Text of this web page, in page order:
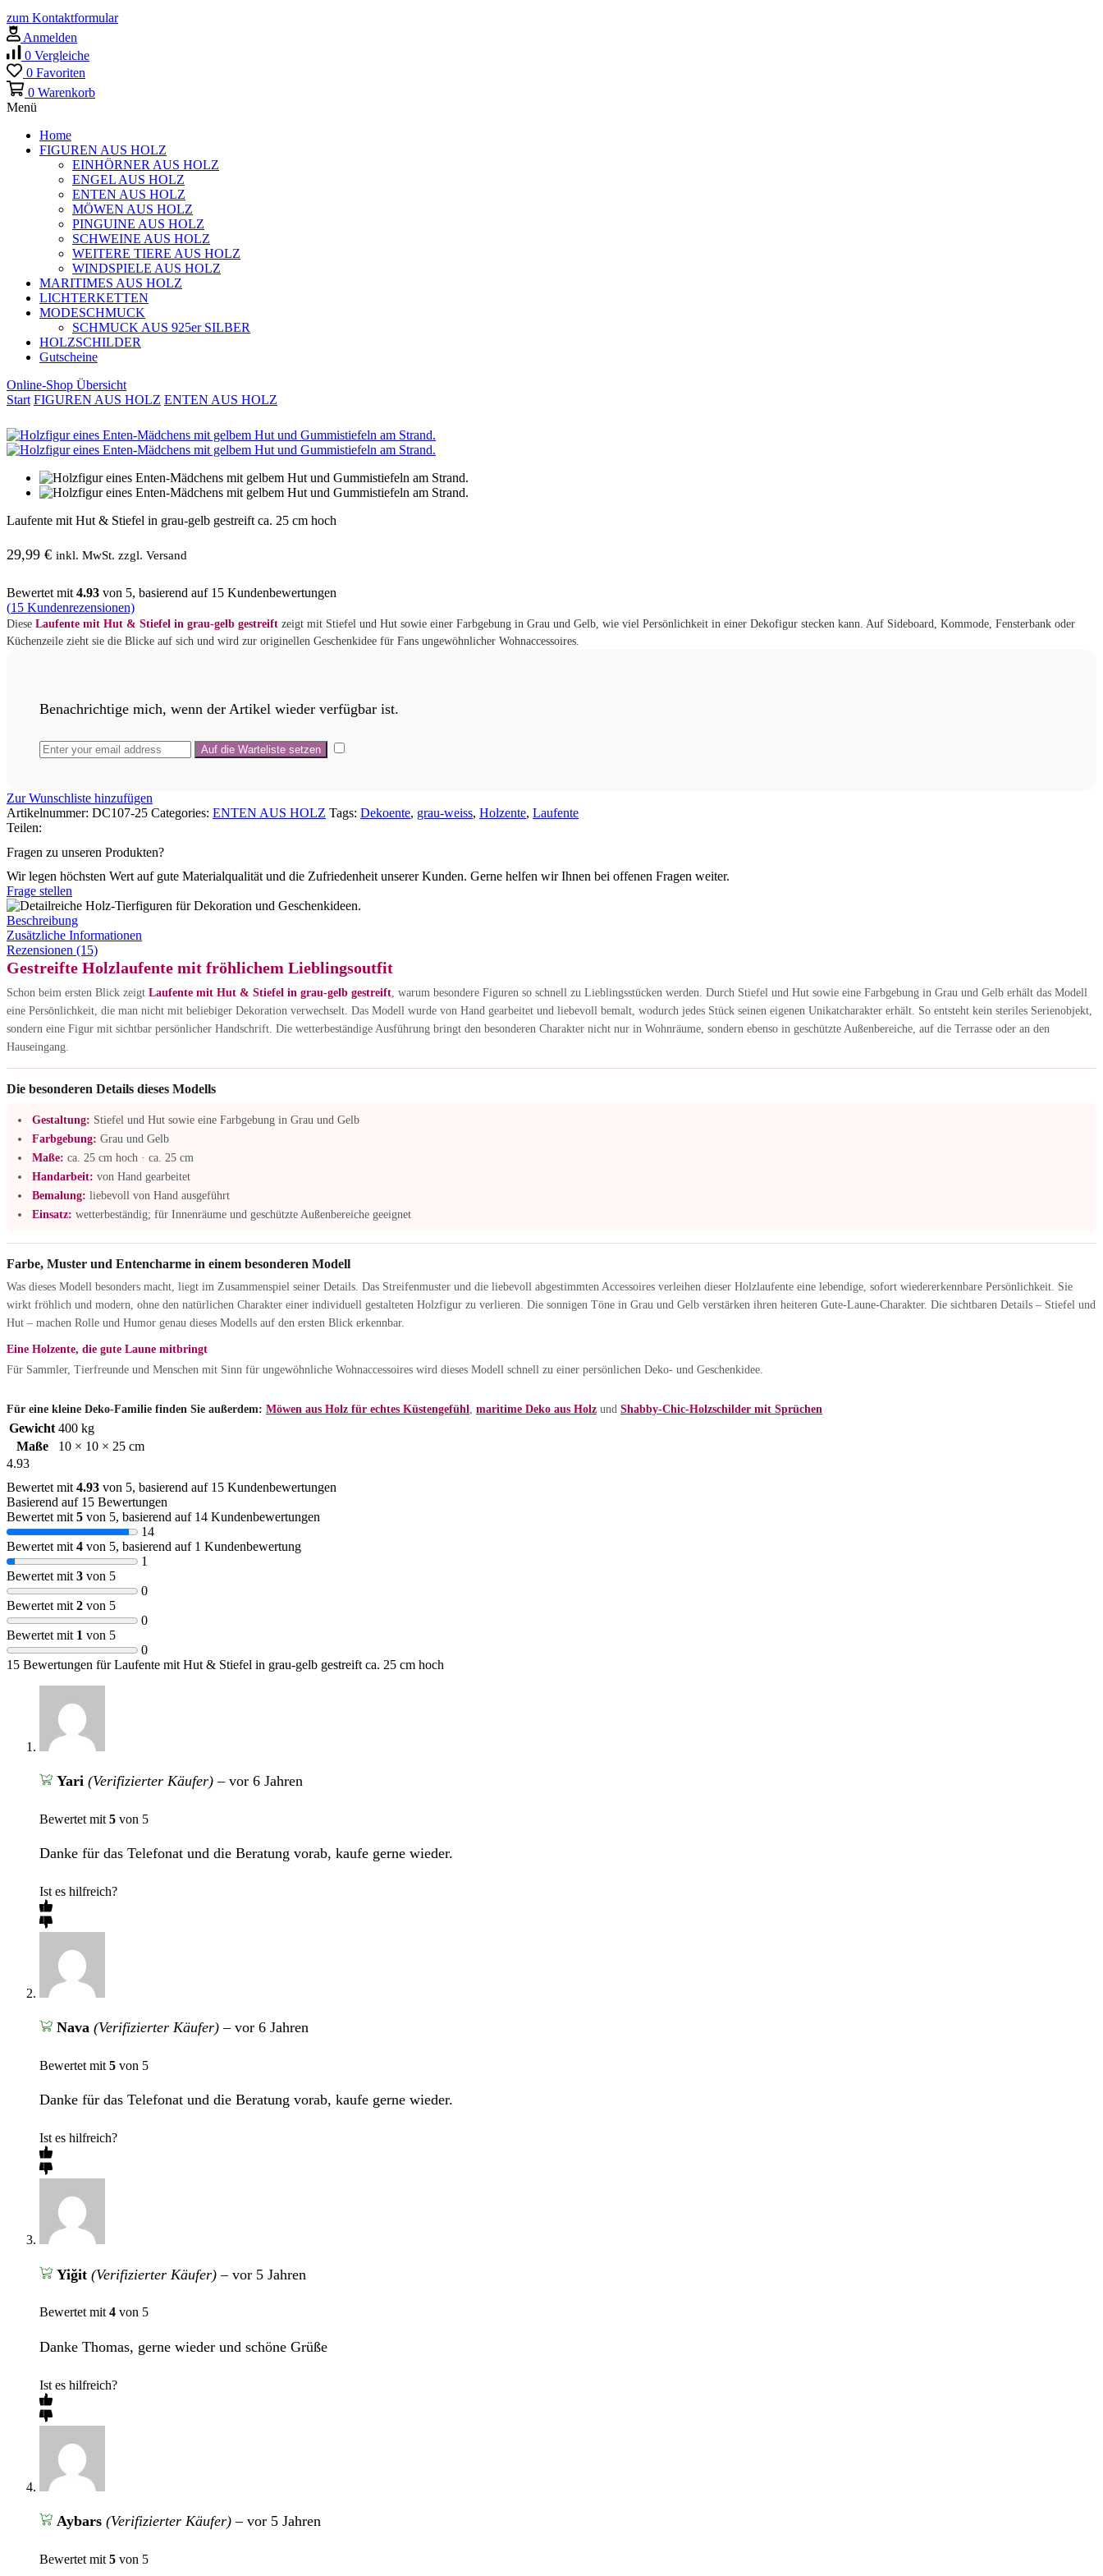
zum Kontaktformular
Anmelden
0 Vergleiche
0 Favoriten
0 Warenkorb
Menü
Home
FIGUREN AUS HOLZ
EINHÖRNER AUS HOLZ
ENGEL AUS HOLZ
ENTEN AUS HOLZ
MÖWEN AUS HOLZ
PINGUINE AUS HOLZ
SCHWEINE AUS HOLZ
WEITERE TIERE AUS HOLZ
WINDSPIELE AUS HOLZ
MARITIMES AUS HOLZ
LICHTERKETTEN
MODESCHMUCK
SCHMUCK AUS 925er SILBER
HOLZSCHILDER
Gutscheine
Online-Shop Übersicht
Start FIGUREN AUS HOLZ ENTEN AUS HOLZ
Laufente mit Hut & Stiefel in grau-gelb gestreift ca. 25 cm hoch
29,99 € inkl. MwSt. zzgl. Versand
Bewertet mit 4.93 von 5, basierend auf 15 Kundenbewertungen
(15 Kundenrezensionen)
Diese Laufente mit Hut & Stiefel in grau-gelb gestreift zeigt mit Stiefel und Hut sowie einer Farbgebung in Grau und Gelb, wie viel Persönlichkeit in einer Dekofigur stecken kann. Auf Sideboard, Kommode, Fensterbank oder
Küchenzeile zieht sie die Blicke auf sich und wird zur originellen Geschenkidee für Fans ungewöhnlicher Wohnaccessoires.
Benachrichtige mich, wenn der Artikel wieder verfügbar ist.
Zur Wunschliste hinzufügen
Artikelnummer: DC107-25 Categories: ENTEN AUS HOLZ Tags: Dekoente, grau-weiss, Holzente, Laufente
Teilen:
Fragen zu unseren Produkten?
Wir legen höchsten Wert auf gute Materialqualität und die Zufriedenheit unserer Kunden. Gerne helfen wir Ihnen bei offenen Fragen weiter.
Frage stellen
Beschreibung
Zusätzliche Informationen
Rezensionen (15)
Gestreifte Holzlaufente mit fröhlichem Lieblingsoutfit
Schon beim ersten Blick zeigt Laufente mit Hut & Stiefel in grau-gelb gestreift , warum besondere Figuren so schnell zu Lieblingsstücken werden. Durch Stiefel und Hut sowie eine Farbgebung in Grau und Gelb erhält das Modell
eine Persönlichkeit, die man nicht mit beliebiger Dekoration verwechselt. Das Modell wurde von Hand gearbeitet und liebevoll bemalt, wodurch jedes Stück seinen eigenen Unikatcharakter erhält. So entsteht kein steriles Serienobjekt,
sondern eine Figur mit sichtbar persönlicher Handschrift. Die wetterbeständige Ausführung bringt den besonderen Charakter nicht nur in Wohnräume, sondern ebenso in geschützte Außenbereiche, auf die Terrasse oder an den
Hauseingang.
Die besonderen Details dieses Modells
Gestaltung: Stiefel und Hut sowie eine Farbgebung in Grau und Gelb
Farbgebung: Grau und Gelb
Maße: ca. 25 cm hoch · ca. 25 cm
Handarbeit: von Hand gearbeitet
Bemalung: liebevoll von Hand ausgeführt
Einsatz: wetterbeständig; für Innenräume und geschützte Außenbereiche geeignet
Farbe, Muster und Entencharme in einem besonderen Modell
Was dieses Modell besonders macht, liegt im Zusammenspiel seiner Details. Das Streifenmuster und die liebevoll abgestimmten Accessoires verleihen dieser Holzlaufente eine lebendige, sofort wiedererkennbare Persönlichkeit. Sie
wirkt fröhlich und modern, ohne den natürlichen Charakter einer individuell gestalteten Holzfigur zu verlieren. Die sonnigen Töne in Grau und Gelb verstärken ihren heiteren Gute-Laune-Charakter. Die sichtbaren Details – Stiefel und
Hut – machen Rolle und Humor genau dieses Modells auf den ersten Blick erkennbar.
Eine Holzente, die gute Laune mitbringt
Für Sammler, Tierfreunde und Menschen mit Sinn für ungewöhnliche Wohnaccessoires wird dieses Modell schnell zu einer persönlichen Deko- und Geschenkidee.
Für eine kleine Deko-Familie finden Sie außerdem: Möwen aus Holz für echtes Küstengefühl maritime Deko aus Holz und Shabby-Chic-Holzschilder mit Sprüchen
Gewicht 400 kg
Maße
10 × 10 × 25 cm
4.93
Bewertet mit 4.93 von 5, basierend auf 15 Kundenbewertungen
Basierend auf 15 Bewertungen
Bewertet mit 5 von 5, basierend auf 14 Kundenbewertungen
14
Bewertet mit 4 von 5, basierend auf 1 Kundenbewertung
1
Bewertet mit 3 von 5
0
Bewertet mit 2 von 5
0
Bewertet mit 1 von 5
0
15 Bewertungen fürLaufente mit Hut & Stiefel in grau-gelb gestreift ca. 25 cm hoch
Yari (Verifizierter Käufer) – vor 6 Jahren
Bewertet mit 5 von 5
Danke für das Telefonat und die Beratung vorab, kaufe gerne wieder.
Ist es hilfreich?
Nava (Verifizierter Käufer) – vor 6 Jahren
Bewertet mit 5 von 5
Danke für das Telefonat und die Beratung vorab, kaufe gerne wieder.
Ist es hilfreich?
Yiğit (Verifizierter Käufer) – vor 5 Jahren
Bewertet mit4 von 5
Danke Thomas, gerne wieder und schöne Grüße
Ist es hilfreich?
Aybars (Verifizierter Käufer) – vor 5 Jahren
Bewertet mit 5 von 5